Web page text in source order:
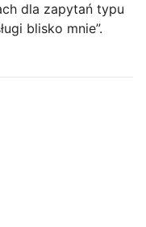
dla zapytań typu
blisko mnie”.